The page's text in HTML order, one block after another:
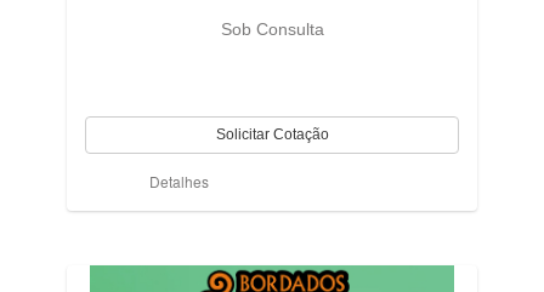
Sob Consulta
Detalhes